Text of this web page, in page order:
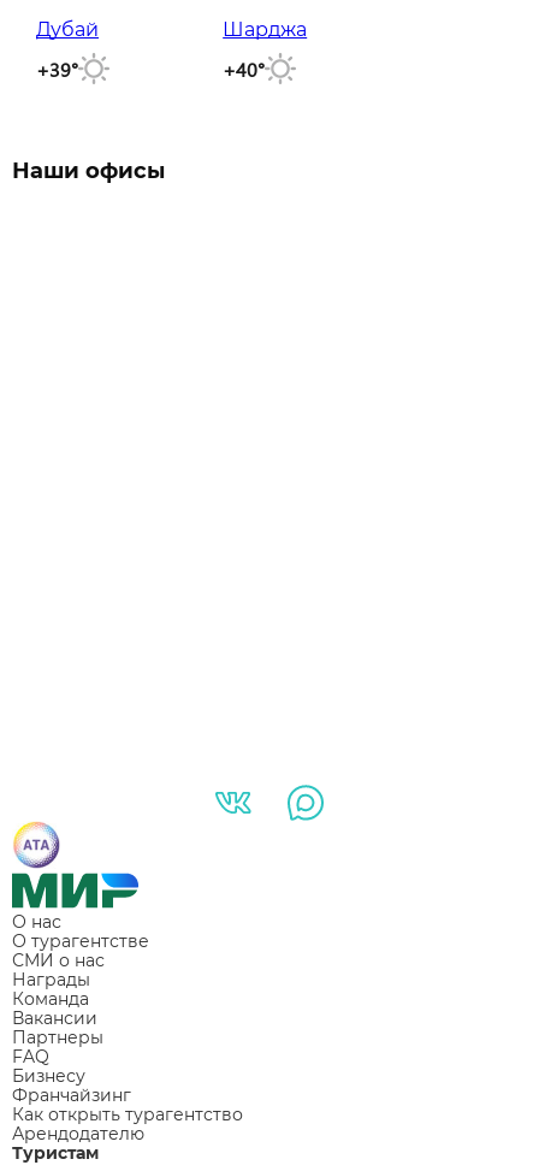
Дубай
+39°
Шарджа
+40°
Наши офисы
О нас
О турагентстве
СМИ о нас
Награды
Команда
Вакансии
Партнеры
FAQ
Бизнесу
Франчайзинг
Как открыть турагентство
Арендодателю
Туристам